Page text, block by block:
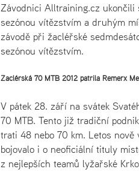
Závodnici Alltraining.cz ukončili
sezónou vítězstvím a druhým
závodě při žacléřské
sezónou vítězstvím.
Žacléřská 70 MTB 2012 patřila Remerx
V pátek 28. září na svátek
70 MTB. Tento již tradiční
trati 48 nebo 70 km. Letos
bojovalo i o neoficiální tituly
z nejlepších teamů lyžařské